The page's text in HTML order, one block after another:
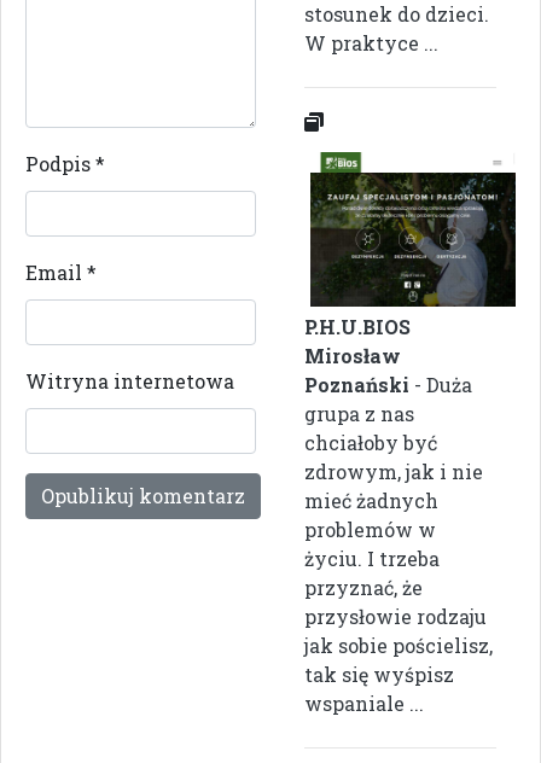
Podpis*
Email *
Witryna internetowa
stosunek do dzieci.
W praktyce ...
P.H.U.BIOS
Mirosław
Poznański - Duża
grupa z nas
chciałoby być
zdrowym, jak i nie
mieć żadnych
problemów w
życiu. I trzeba
przyznać, że
przysłowie rodzaju
jak sobie pościelisz,
tak się wyśpisz
wspaniale ...